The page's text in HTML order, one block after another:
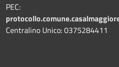
PEC:
Centralino Unico: 0375284411